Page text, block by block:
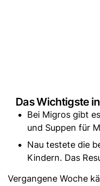
Das Wichtigste
Bei Migros gibt
und Suppen für
Nau testete die
Kindern. Das
Vergangene Woche